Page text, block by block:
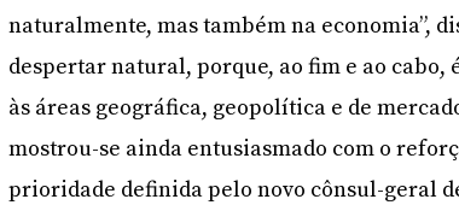
naturalmente, mas também na economia”,
despertar natural, porque, ao fim e ao
às áreas geográfica, geopolítica e de
mostrou-se ainda entusiasmado com o
prioridade definida pelo novo cônsul-geral